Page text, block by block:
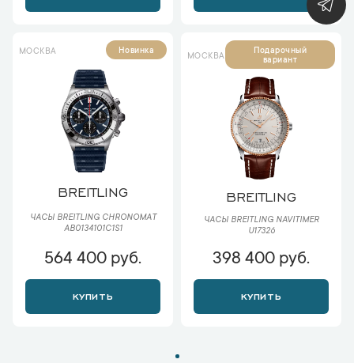
МОСКВА Новинка
BREITLING
ЧАСЫ BREITLING CHRONOMAT
AB0134101C1S1
564 400 руб.
КУПИТЬ
МОСКВА
Подарочный
вариант
BREITLING
ЧАСЫ BREITLING NAVITIMER
U17326
398 400 руб.
КУПИТЬ